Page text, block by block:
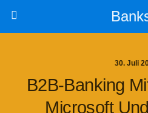
30. Juli
B2B-Ban­king
Micro­soft